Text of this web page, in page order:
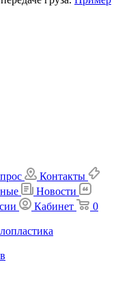
Контакты
Новости
Кабинет
0